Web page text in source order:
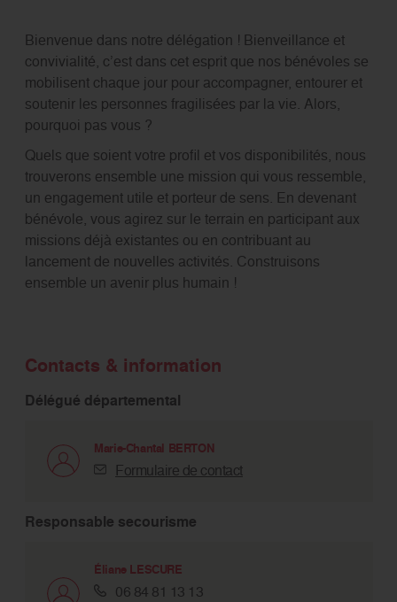
Bienvenue dans notre délégation ! Bienveillance et
convivialité, c’est dans cet esprit que nos bénévoles se
mobilisent chaque jour pour accompagner, entourer et
soutenir les personnes fragilisées par la vie. Alors,
pourquoi pas vous ?
Quels que soient votre profil et vos disponibilités, nous
trouverons ensemble une mission qui vous ressemble,
un engagement utile et porteur de sens. En devenant
bénévole, vous agirez sur le terrain en participant aux
missions déjà existantes ou en contribuant au
lancement de nouvelles activités. Construisons
ensemble un avenir plus humain !
Contacts & information
Délégué départemental
Marie-Chantal BERTON
Formulaire de contact
Responsable secourisme
Éliane LESCURE
06 84 81 13 13